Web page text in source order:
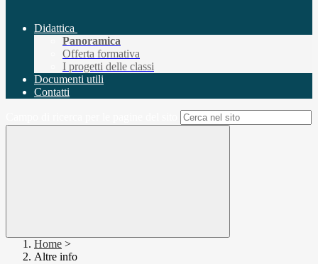
Didattica
Panoramica
Offerta formativa
I progetti delle classi
Documenti utili
Contatti
Home >
Altre info